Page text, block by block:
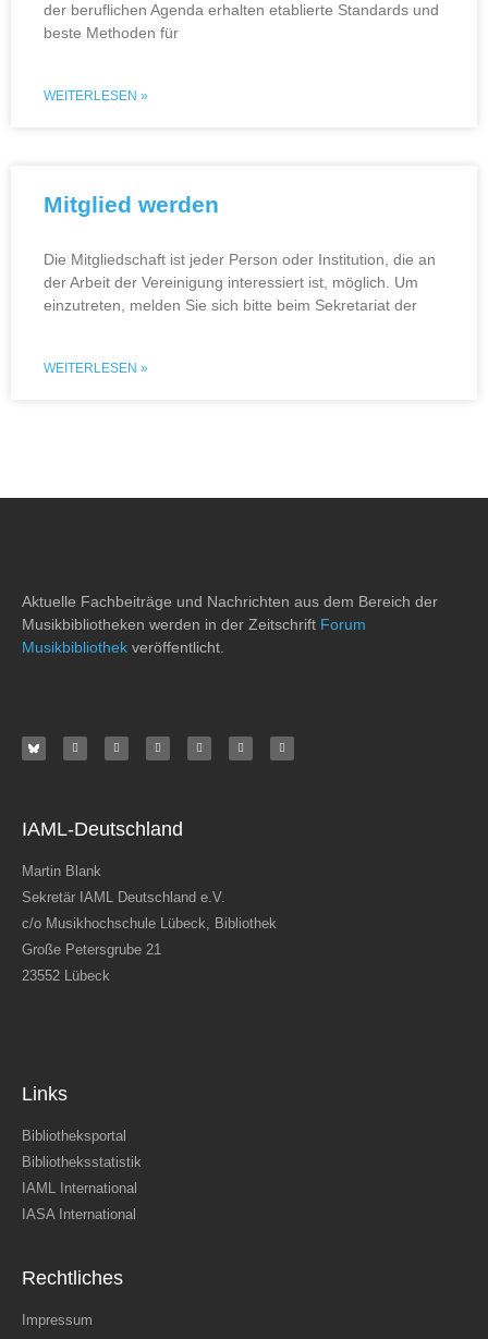
der beruflichen Agenda erhalten etablierte Standards und
beste Methoden für
WEITERLESEN »
Mitglied werden
Die Mitgliedschaft ist jeder Person oder Institution, die an
der Arbeit der Vereinigung interessiert ist, möglich. Um
einzutreten, melden Sie sich bitte beim Sekretariat der
WEITERLESEN »
Aktuelle Fachbeiträge und Nachrichten aus dem Bereich der
Musikbibliotheken werden in der Zeitschrift Forum
Musikbibliothek veröffentlicht.
IAML-Deutschland
Martin Blank
Sekretär IAML Deutschland e.V.
c/o Musikhochschule Lübeck, Bibliothek
Große Petersgrube 21
23552 Lübeck
Links
Bibliotheksportal
Bibliotheksstatistik
IAML International
IASA International
Rechtliches
Impressum